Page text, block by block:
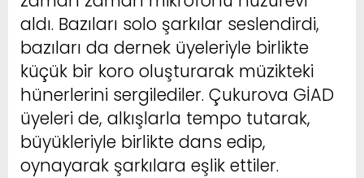
aldı. Bazıları solo şarkılar seslendirdi,
bazıları da dernek üyeleriyle birlikte
küçük bir koro oluşturarak müzikteki
hünerlerini sergilediler. Çukurova GİAD
üyeleri de, alkışlarla tempo tutarak,
büyükleriyle birlikte dans edip,
oynayarak şarkılara eşlik ettiler.